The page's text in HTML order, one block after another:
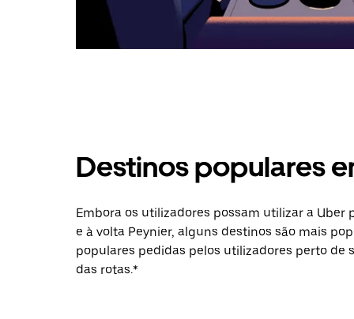
Destinos populares
Embora os utilizadores possam utilizar a
e à volta Peynier, alguns destinos são mais
populares pedidas pelos utilizadores perto de
das rotas.*